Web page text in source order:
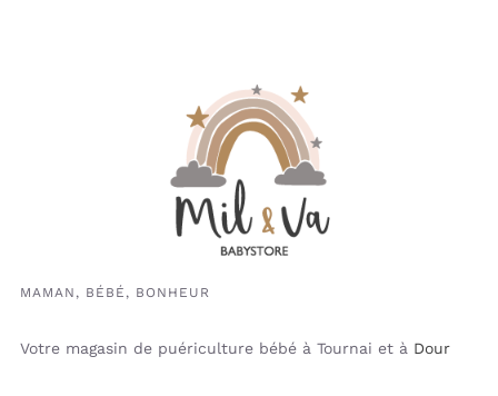
MAMAN, BÉBÉ, BONHEUR
Votre magasin de puériculture bébé à Tournai et à Dour